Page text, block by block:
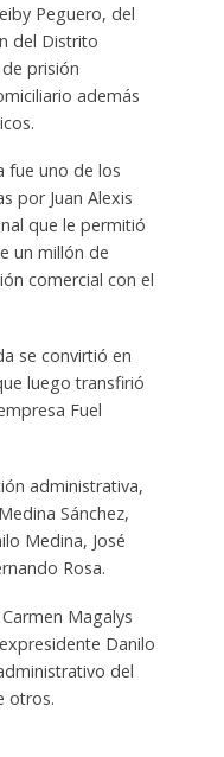
Peguero, del
del Distrito
prisión
además
fue uno de los
por Juan Alexis
que le permitió
un millón de
comercial con el
se convirtió en
luego transfirió
Fuel
administrativa,
Sánchez,
Medina, José
Rosa.
Magalys
Danilo
del
otros.